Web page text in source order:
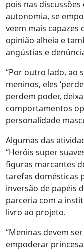
pois nas
autonomia, se
veem mais capazes
opinião alheia e
angústias e
“Por outro lado, ao
meninos, eles
perdem poder,
comportamentos
personalidade
Algumas das
“Heróis super
figuras marcantes
tarefas domésticas
inversão de papéis
parceria com a
livro ao projeto.
“Meninas devem
empoderar